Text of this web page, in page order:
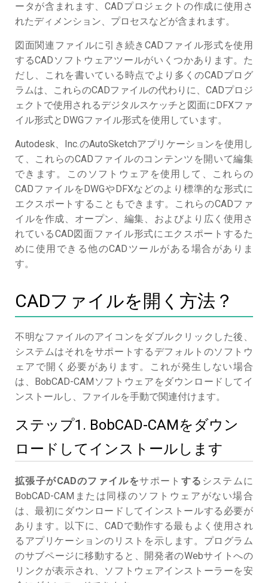
ータが含まれます、CADプロジェクトの作成に使用さ
れたディメンション、プロセスなどが含まれます。
図面関連ファイルに引き続きCADファイル形式を使用
するCADソフトウェアツールがいくつかあります。た
だし、これを書いている時点でより多くのCADプログ
ラムは、これらのCADファイルの代わりに、CADプロジ
ェクトで使用されるデジタルスケッチと図面にDFXファ
イル形式とDWGファイル形式を使用しています。
Autodesk、Inc.のAutoSketchアプリケーションを使用し
て、これらのCADファイルのコンテンツを開いて編集
できます。このソフトウェアを使用して、これらの
CADファイルをDWGやDFXなどのより標準的な形式に
エクスポートすることもできます。これらのCADファ
イルを作成、オープン、編集、およびより広く使用さ
れているCAD図面ファイル形式にエクスポートするた
めに使用できる他のCADツールがある場合がありま
す。
CADファイルを開く方法？
不明なファイルのアイコンをダブルクリックした後、
システムはそれをサポートするデフォルトのソフトウ
ェアで開く必要があります。これが発生しない場合
は、BobCAD-CAMソフトウェアをダウンロードしてイ
ンストールし、ファイルを手動で関連付けます。
ステップ1. BobCAD-CAMをダウン
ロードしてインストールします
拡張子がCADのファイルをサポート する システムに
BobCAD-CAMまたは同様のソフトウェアがない場合
は、最初にダウンロードしてインストールする必要が
あります。以下に、CADで動作する最もよく使用され
るアプリケーションのリストを示します。プログラム
のサブページに移動すると、開発者のWebサイトへの
リンクが表示され、ソフトウェアインストーラーを安